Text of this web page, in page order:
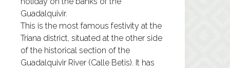
Guadalquivir.
This is the most famous festivity at the
Triana district, situated at the other side
of the historical section of the
Guadalquivir River (Calle Betis). It has